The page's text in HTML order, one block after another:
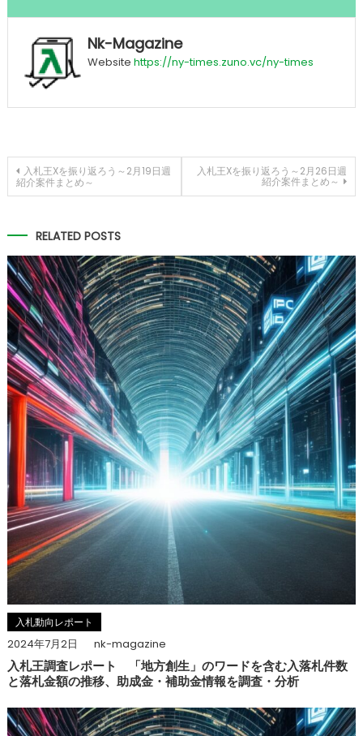
Nk-Magazine
Website https://ny-times.zuno.vc/ny-times
投
稿
ナ
ビ
ゲ
ー
シ
ョ
ン
入札王Xを振り返ろう～2月19日週
紹介案件まとめ～
入札王Xを振り返ろう～2月26日週
紹介案件まとめ～
RELATED POSTS
入札動向レポート
2024年7月2日 nk-magazine
入札王調査レポート 「地方創生」のワードを含む入落札件数
と落札金額の推移、助成金・補助金情報を調査・分析